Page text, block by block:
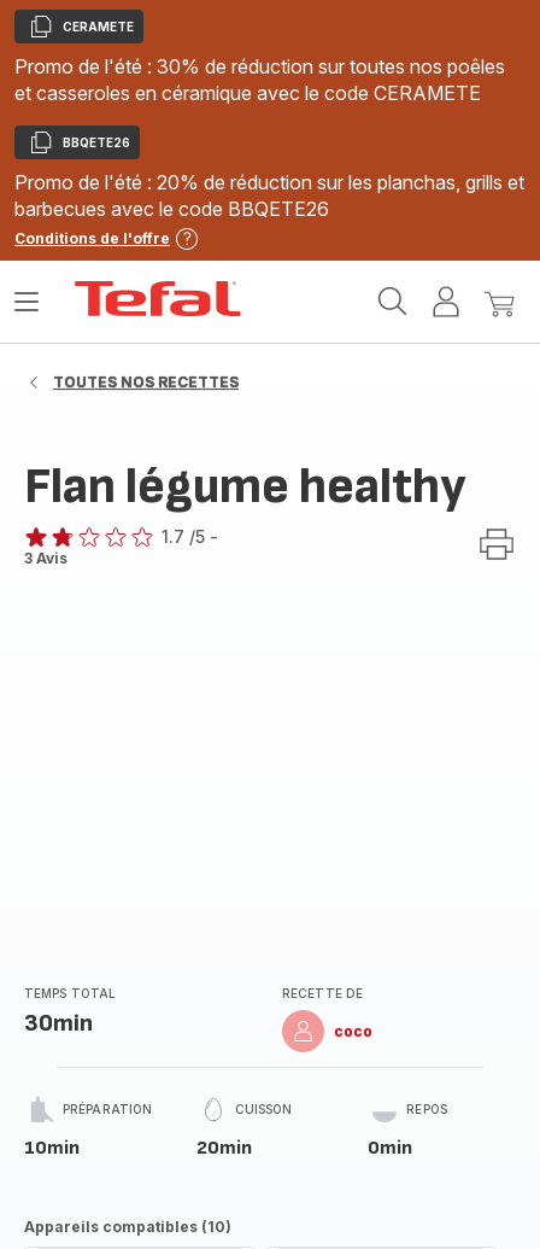
Copier
CERAMETE
Promo de l'été : 30% de réduction sur toutes nos poêles
et casseroles en céramique avec le code CERAMETE
Copier
BBQETE26
Promo de l'été : 20% de réduction sur les planchas, grills et
barbecues avec le code BBQETE26
Conditions de l'offre
MonMon
Ouvrir
TOUTES NOS RECETTES
Flan légume healthy
ratings.1.7
1.7 /5 -
3 Avis
TEMPS TOTAL
30min
RECETTE DE
coco
PRÉPARATION
10min
CUISSON
20min
REPOS
0min
Appareils compatibles (10)